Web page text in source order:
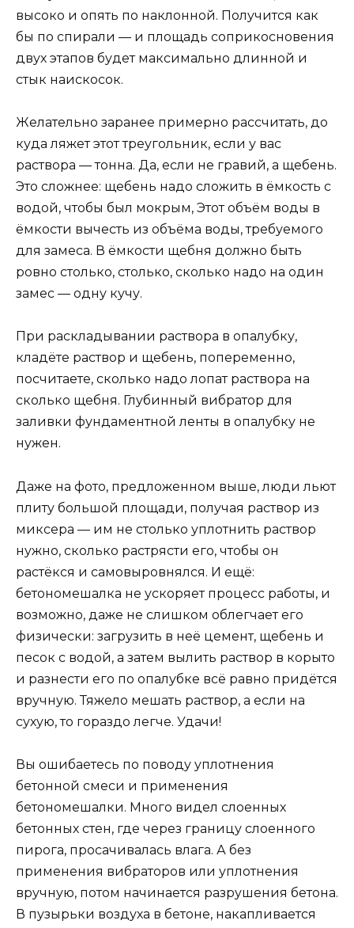
высоко и опять по наклонной. Получится как
бы по спирали — и площадь соприкосновения
двух этапов будет максимально длинной и
стык наискосок.
Желательно заранее примерно рассчитать, до
куда ляжет этот треугольник, если у вас
раствора — тонна. Да, если не гравий, а щебень.
Это сложнее: щебень надо сложить в ёмкость с
водой, чтобы был мокрым, Этот объём воды в
ёмкости вычесть из объёма воды, требуемого
для замеса. В ёмкости щебня должно быть
ровно столько, столько, сколько надо на один
замес — одну кучу.
При раскладывании раствора в опалубку,
кладёте раствор и щебень, попеременно,
посчитаете, сколько надо лопат раствора на
сколько щебня. Глубинный вибратор для
заливки фундаментной ленты в опалубку не
нужен.
Даже на фото, предложенном выше, люди льют
плиту большой площади, получая раствор из
миксера — им не столько уплотнить раствор
нужно, сколько растрясти его, чтобы он
растёкся и самовыровнялся. И ещё:
бетономешалка не ускоряет процесс работы, и
возможно, даже не слишком облегчает его
физически: загрузить в неё цемент, щебень и
песок с водой, а затем вылить раствор в корыто
и разнести его по опалубке всё равно придётся
вручную. Тяжело мешать раствор, а если на
сухую, то гораздо легче. Удачи!
Вы ошибаетесь по поводу уплотнения
бетонной смеси и применения
бетономешалки. Много видел слоенных
бетонных стен, где через границу слоенного
пирога, просачивалась влага. А без
применения вибраторов или уплотнения
вручную, потом начинается разрушения бетона.
В пузырьки воздуха в бетоне, накапливается